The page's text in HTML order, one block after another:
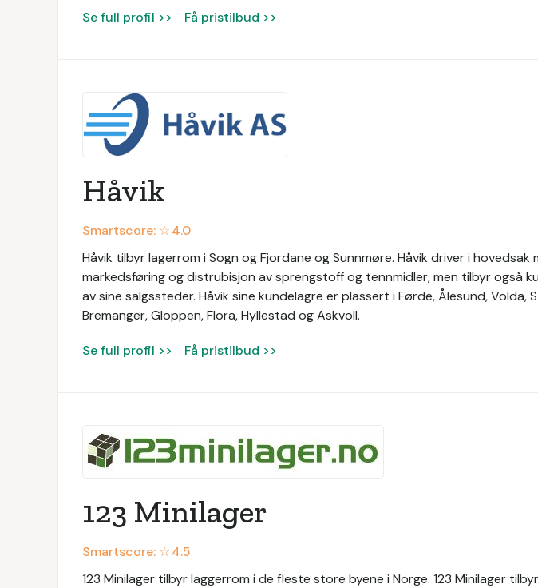
Se full profil >> Få pristilbud >>
Håvik
Smartscore: ☆4.0
Håvik tilbyr lagerrom i Sogn og Fjordane og Sunnmøre. Håvik driver i hovedsak
markedsføring og distrubisjon av sprengstoff og tennmidler, men tilbyr også
av sine salgssteder. Håvik sine kundelagre er plassert i Førde, Ålesund, Volda,
Bremanger, Gloppen, Flora, Hyllestad og Askvoll.
Se full profil >> Få pristilbud >>
123 Minilager
Smartscore: ☆4.5
123 Minilager tilbyr laggerrom i de fleste store byene i Norge. 123 Minilager